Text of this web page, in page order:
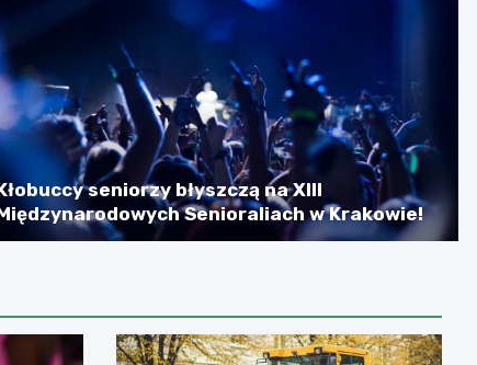
seniorzy błyszczą na XIII
Senioraliach w Krakowie!